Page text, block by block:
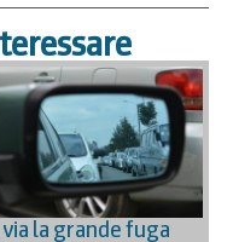
via la grande fuga